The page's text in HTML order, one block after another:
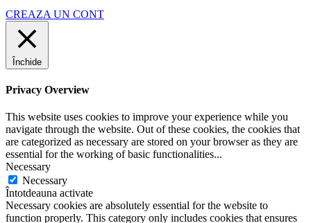
CREAZA UN CONT
Închide
Privacy Overview
This website uses cookies to improve your experience while you
navigate through the website. Out of these cookies, the cookies that
are categorized as necessary are stored on your browser as they are
essential for the working of basic functionalities...
Necessary
Necessary
Întotdeauna activate
Necessary cookies are absolutely essential for the website to
function properly. This category only includes cookies that ensures